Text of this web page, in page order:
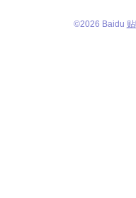
©2026 Baidu